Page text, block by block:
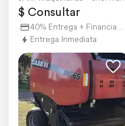
$ Consultar
40% Entrega + Financiación
Entrega Inmediata